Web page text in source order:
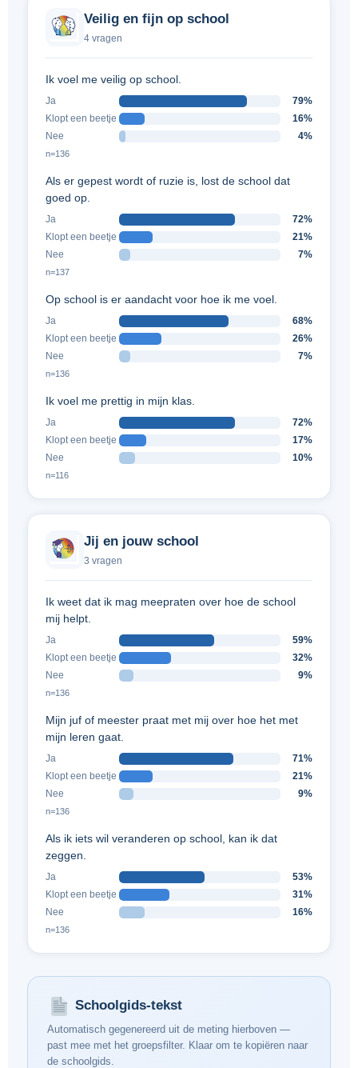
Veilig en fijn op school
4 vragen
Ik voel me veilig op school.
Ja
79%
Klopt een beetje
16%
Nee
4%
n=136
Als er gepest wordt of ruzie is, lost de school dat
goed op.
Ja
72%
Klopt een beetje
21%
Nee
7%
n=137
Op school is er aandacht voor hoe ik me voel.
Ja
68%
Klopt een beetje
26%
Nee
7%
n=136
Ik voel me prettig in mijn klas.
Ja
72%
Klopt een beetje
17%
Nee
10%
n=116
Jij en jouw school
3 vragen
Ik weet dat ik mag meepraten over hoe de school
mij helpt.
Ja
59%
Klopt een beetje
32%
Nee
9%
n=136
Mijn juf of meester praat met mij over hoe het met
mijn leren gaat.
Ja
71%
Klopt een beetje
21%
Nee
9%
n=136
Als ik iets wil veranderen op school, kan ik dat
zeggen.
Ja
53%
Klopt een beetje
31%
Nee
16%
n=136
Schoolgids-tekst
Automatisch gegenereerd uit de meting hierboven —
past mee met het groepsfilter. Klaar om te kopiëren naar
de schoolgids.